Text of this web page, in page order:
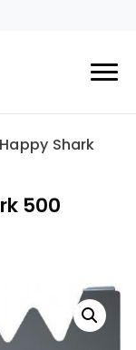
Shark
500